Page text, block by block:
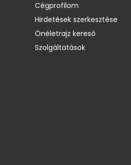
Cégprofilom
Hirdetések szerkesztése
Önéletrajz kereső
Szolgáltatások